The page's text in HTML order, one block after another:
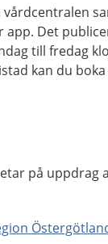
app. Det
till fredag
kan du
på uppdrag